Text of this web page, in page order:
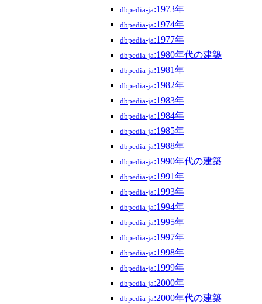
dbpedia-ja:1973年
dbpedia-ja:1974年
dbpedia-ja:1977年
dbpedia-ja:1980年代の建築
dbpedia-ja:1981年
dbpedia-ja:1982年
dbpedia-ja:1983年
dbpedia-ja:1984年
dbpedia-ja:1985年
dbpedia-ja:1988年
dbpedia-ja:1990年代の建築
dbpedia-ja:1991年
dbpedia-ja:1993年
dbpedia-ja:1994年
dbpedia-ja:1995年
dbpedia-ja:1997年
dbpedia-ja:1998年
dbpedia-ja:1999年
dbpedia-ja:2000年
dbpedia-ja:2000年代の建築